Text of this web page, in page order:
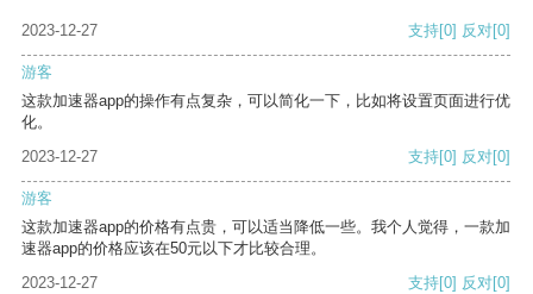
2023-12-27 支持[0] 反对[0]
游客
这款加速器app的操作有点复杂，可以简化一下，比如将设置页面进行优
化。
2023-12-27
支持[0] 反对[0]
游客
这款加速器app的价格有点贵，可以适当降低一些。我个人觉得，一款加
速器app的价格应该在50元以下才比较合理。
2023-12-27
支持[0] 反对[0]